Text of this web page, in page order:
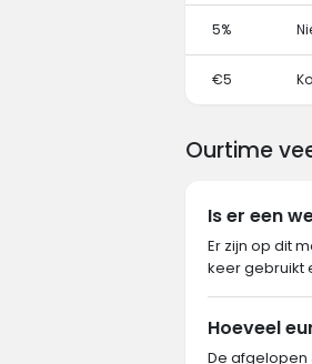
5%
€5
Ourtime
Is er een
Er zijn op dit
keer gebruikt
Hoeveel
De afgelopen